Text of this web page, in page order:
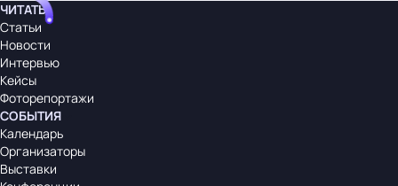
ЧИТАТЬ
Статьи
Новости
Интервью
Кейсы
Фоторепортажи
СОБЫТИЯ
Календарь
Организаторы
Выставки